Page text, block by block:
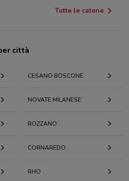
Tutte le catene
città
CESANO BOSCONE
NOVATE MILANESE
ROZZANO
CORNAREDO
RHO